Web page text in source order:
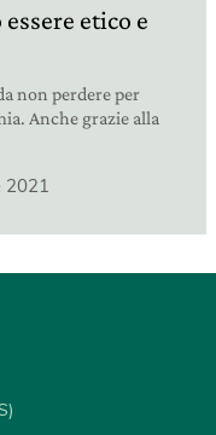
etico e
non perdere per
Anche grazie alla
2021